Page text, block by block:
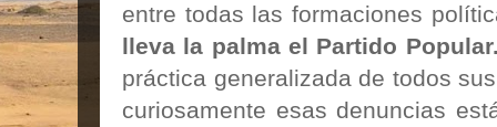
entre todas las formaciones
lleva la palma el Partido
práctica generalizada de todos
curiosamente esas denuncias